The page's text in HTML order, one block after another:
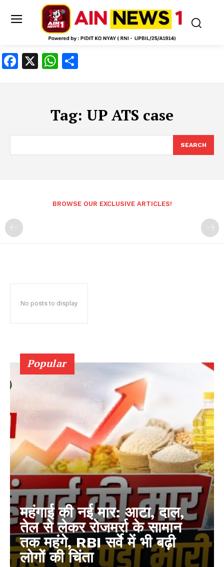
Facebook
X WhatsApp
Tag: UP ATS case
SEARCH
BROWSE OUR EXCLUSIVE ARTICLES!
No posts to display
Popular
महंगाई की नई मार: आटा, दाल,
तेल से लेकर रोजमर्रा के सामान
तक महंगे, RBI सर्वे में भी बढ़ी
लोगों की चिंता